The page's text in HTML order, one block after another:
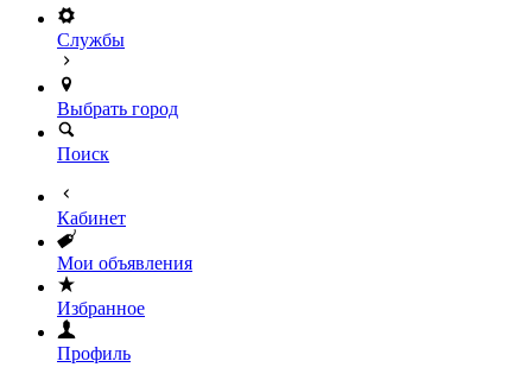
Службы
Выбрать город
Поиск
Кабинет
Мои объявления
Избранное
Профиль